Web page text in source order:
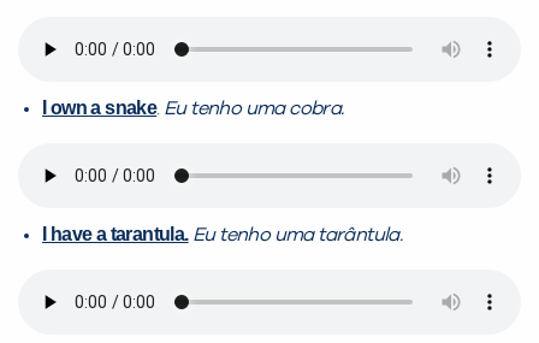
I own a snake. Eu tenho uma cobra.
I have a tarantula. Eu tenho uma tarântula.